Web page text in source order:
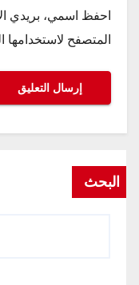
احفظ اسمي، بريدي
المتصفح لاستخدامها
البحث